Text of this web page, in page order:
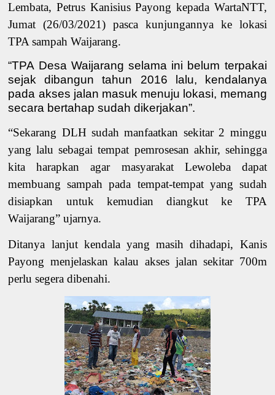
Lembata, Petrus Kanisius Payong kepada WartaNTT,
Jumat (26/03/2021) pasca kunjungannya ke lokasi
TPA sampah Waijarang.
“TPA Desa Waijarang selama ini belum terpakai
sejak dibangun tahun 2016 lalu, kendalanya
pada akses jalan masuk menuju lokasi, memang
secara bertahap sudah dikerjakan”.
“Sekarang DLH sudah manfaatkan sekitar 2 minggu
yang lalu sebagai tempat pemrosesan akhir, sehingga
kita harapkan agar masyarakat Lewoleba dapat
membuang sampah pada tempat-tempat yang sudah
disiapkan untuk kemudian diangkut ke TPA
Waijarang” ujarnya.
Ditanya lanjut kendala yang masih dihadapi, Kanis
Payong menjelaskan kalau akses jalan sekitar 700m
perlu segera dibenahi.